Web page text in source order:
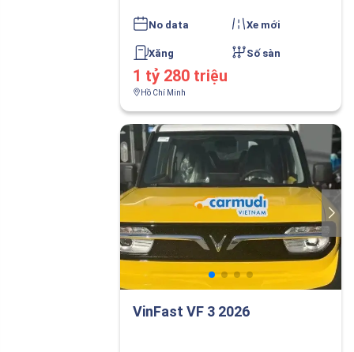
No data Xe mới
Xăng Số sàn
1 tỷ 280 triệu
Hồ Chí Minh
VinFast VF 3 2026